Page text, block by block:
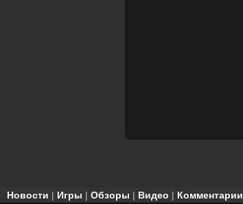
Новости | Игры | Обзоры | Видео | Комментарии